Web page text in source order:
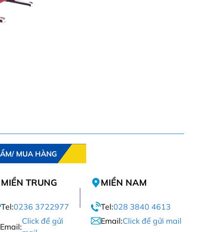
MUA HÀNG
MIỀN TRUNG
Tel:0236 3722977
Email:
Click để gửi
MIỀN NAM
Tel:028 3840 4613
Email:Click để gửi mail